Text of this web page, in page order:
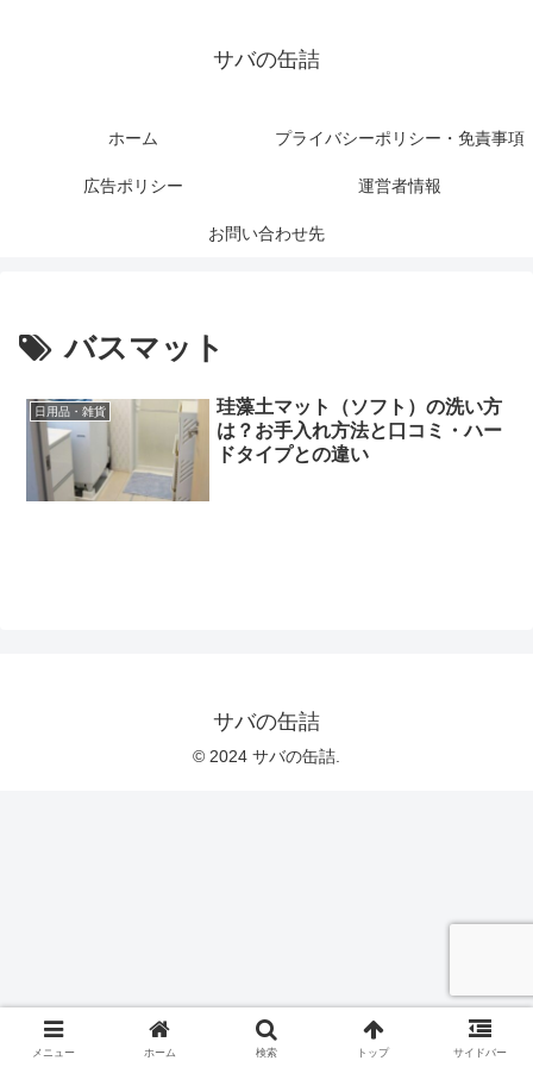
サバの缶詰
ホーム プライバシーポリシー・免責事項
広告ポリシー 運営者情報
お問い合わせ先
バスマット
日用品・雑貨
珪藻土マット（ソフト）の洗い方
は？お手入れ方法と口コミ・ハー
ドタイプとの違い
サバの缶詰
© 2024 サバの缶詰.
メニュー ホーム 検索 トップ サイドバー